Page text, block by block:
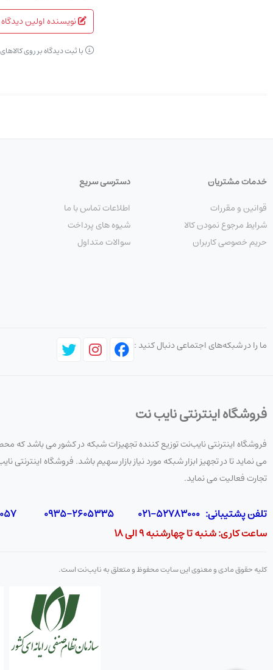
نویسنده اولین
با ثبت دیدگاه بر روی
خدمات مشتریان
قوانین و مقررات
شرایط مرجوع نمودن کالا
حریم خصوصی کاربران
دسترسی سریع
اطلاعات تماس با ما
شیوه های پرداخت
سوالات متداول
ما را در شبکه‌های اجتماعی دنبال کنید :
فروشگاه اینترنتی نایب نت
فروشگاه اینترنتی نایب‌نت توزیع کننده تجهیزات شبکه در کشور می باشد که
می نماید تا در تجهیز ابزار شبکه مورد نیاز بازار سهیم باشد. فروشگاه
تجارت فعالیت می نماید.
تلفن پشتیبانی: 52783000-021 2605335-0935 5425057-0939 2336217-0910
ساعت کاری: شنبه تا چهارشنبه 9 الی 18
کلیه حقوق مادی و معنوی این سایت محفوظ و متعلق به نایب‌نت است.